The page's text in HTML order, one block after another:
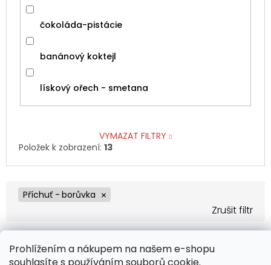
Prohlížením a nákupem na našem e-shopu
čokoláda-pistácie
banánový koktejl
lískový ořech - smetana
VYMAZAT FILTRY
Položek k zobrazení: 13
s
p
r
Příchuť - borůvka